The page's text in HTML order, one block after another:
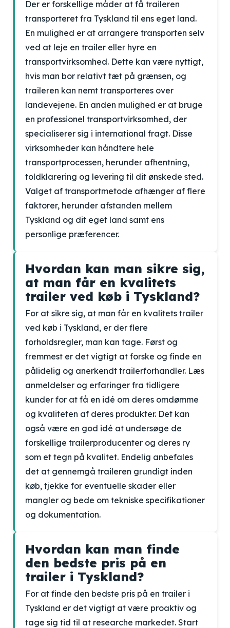
Der er forskellige måder at få traileren
transporteret fra Tyskland til ens eget land.
En mulighed er at arrangere transporten selv
ved at leje en trailer eller hyre en
transportvirksomhed. Dette kan være nyttigt,
hvis man bor relativt tæt på grænsen, og
traileren kan nemt transporteres over
landevejene. En anden mulighed er at bruge
en professionel transportvirksomhed, der
specialiserer sig i international fragt. Disse
virksomheder kan håndtere hele
transportprocessen, herunder afhentning,
toldklarering og levering til dit ønskede sted.
Valget af transportmetode afhænger af flere
faktorer, herunder afstanden mellem
Tyskland og dit eget land samt ens
personlige præferencer.
Hvordan kan man sikre sig,
at man får en kvalitets
trailer ved køb i Tyskland?
For at sikre sig, at man får en kvalitets trailer
ved køb i Tyskland, er der flere
forholdsregler, man kan tage. Først og
fremmest er det vigtigt at forske og finde en
pålidelig og anerkendt trailerforhandler. Læs
anmeldelser og erfaringer fra tidligere
kunder for at få en idé om deres omdømme
og kvaliteten af deres produkter. Det kan
også være en god idé at undersøge de
forskellige trailerproducenter og deres ry
som et tegn på kvalitet. Endelig anbefales
det at gennemgå traileren grundigt inden
køb, tjekke for eventuelle skader eller
mangler og bede om tekniske specifikationer
og dokumentation.
Hvordan kan man finde
den bedste pris på en
trailer i Tyskland?
For at finde den bedste pris på en trailer i
Tyskland er det vigtigt at være proaktiv og
tage sig tid til at researche markedet. Start